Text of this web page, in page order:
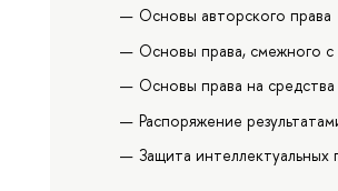
Основы авторского права
Основы права, смежного с
Основы права на средства
Распоряжение
Защита интеллектуальных